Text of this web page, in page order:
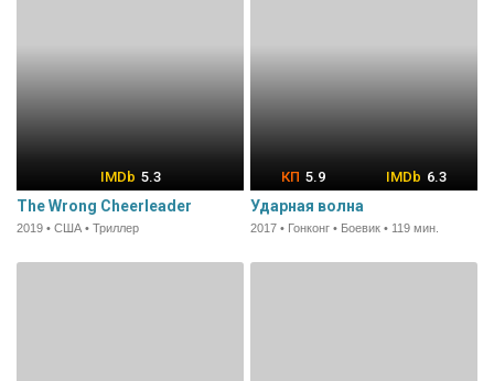
5.3
The Wrong Cheerleader
2019 • США • Триллер
5.9 6.3
Ударная волна
2017 • Гонконг • Боевик • 119 мин.